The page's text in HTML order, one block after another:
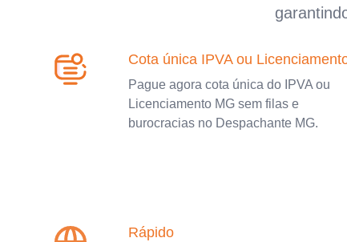
Cota única IPVA ou
Pague agora cota única do IPVA ou
Licenciamento MG sem filas e
burocracias no Despachante MG.
Rápido